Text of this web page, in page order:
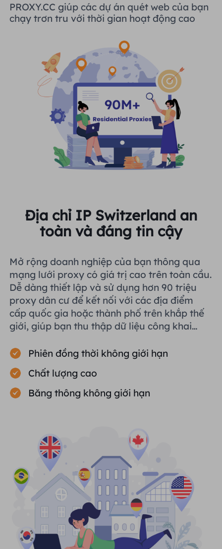
PROXY.CC giúp các dự án quét web của bạn
chạy trơn tru với thời gian hoạt động cao
Địa chỉ IP Switzerland an
toàn và đáng tin cậy
Mở rộng doanh nghiệp của bạn thông qua
mạng lưới proxy có giá trị cao trên toàn cầu.
Dễ dàng thiết lập và sử dụng hơn 90 triệu
proxy dân cư để kết nối với các địa điểm
cấp quốc gia hoặc thành phố trên khắp thế
giới, giúp bạn thu thập dữ liệu công khai
Phiên đồng thời không giới hạn
Chất lượng cao
Băng thông không giới hạn